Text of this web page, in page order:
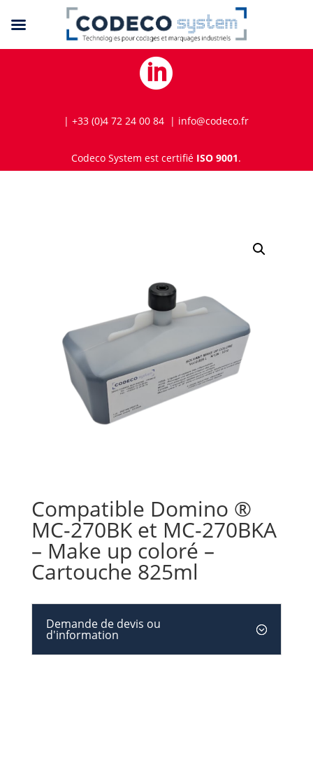

| +33 (0)4 72 24 00 84 | info@codeco.fr
Codeco System est certifié ISO 9001.
Compatible Domino ®
MC-270BK et MC-270BKA
– Make up coloré –
Cartouche 825ml
Demande de devis ou
d'information